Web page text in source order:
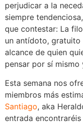
perjudicar a la
siempre
que contestar: La
un antídoto, gratuito
alcance de quien
pensar por sí mismo
Esta semana nos
miembros más
Santiago, aka
entrada